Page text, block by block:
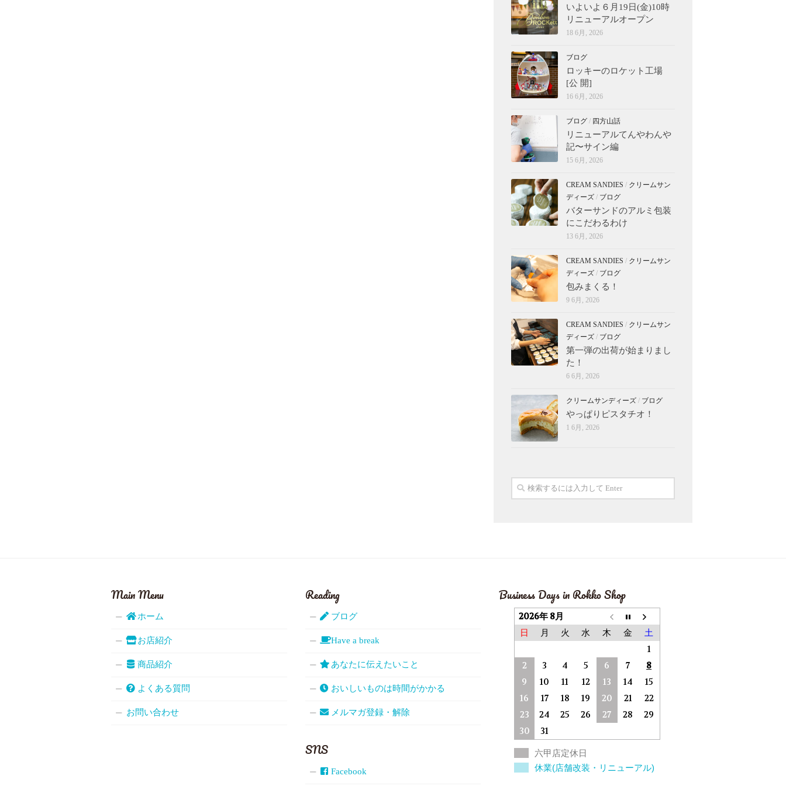
いよいよ６月19日(金)10時
リニューアルオープン
18 6月, 2026
ブログ
ロッキーのロケット工場
[公 開]
16 6月, 2026
ブログ / 四方山話
リニューアルてんやわんや
記〜サイン編
15 6月, 2026
CREAM SANDIES / クリームサン
ディーズ / ブログ
バターサンドのアルミ包装
にこだわるわけ
13 6月, 2026
CREAM SANDIES / クリームサン
ディーズ / ブログ
包みまくる！
9 6月, 2026
CREAM SANDIES / クリームサン
ディーズ / ブログ
第一弾の出荷が始まりまし
た！
6 6月, 2026
クリームサンディーズ / ブログ
やっぱりピスタチオ！
1 6月, 2026
Main Menu
ホーム
お店紹介
商品紹介
よくある質問
お問い合わせ
Reading
ブログ
Have a break
あなたに伝えたいこと
おいしいものは時間がかかる
メルマガ登録・解除
SNS
Facebook
Business Days in Rokko Shop
2026年 8月
日 月 火 水 木 金 土
1
2
3 4 5 6 7
8
9
10 11 12 13 14
15
16
17 18 19 20 21
22
23
24 25 26 27 28
29
30
31
六甲店定休日
休業(店舗改装・リニューアル)